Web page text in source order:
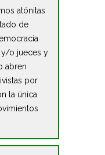
atónitas
de
y/o jueces y
abren
por
la única